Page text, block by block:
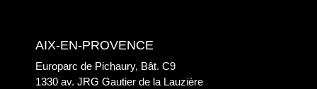
AIX-EN-PROVENCE
Europarc de Pichaury, Bât. C9
1330 av. JRG Gautier de la Lauzière